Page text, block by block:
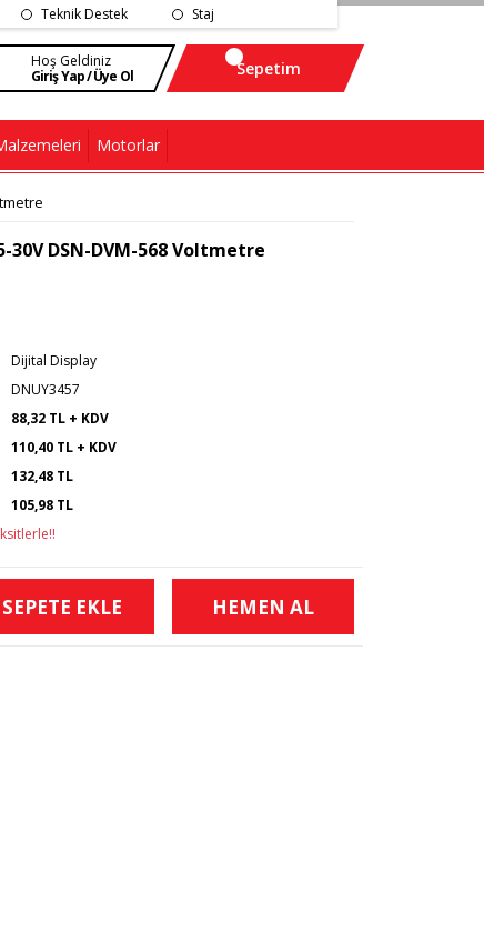
Teknik Destek Staj
Hoş Geldiniz
Giriş Yap / Üye Ol
Sepetim
Motorlar
DSN-DVM-568 Voltmetre
Dijital Display
DNUY3457
88,32 TL + KDV
110,40 TL + KDV
132,48 TL
105,98 TL
SEPETE EKLE HEMEN AL